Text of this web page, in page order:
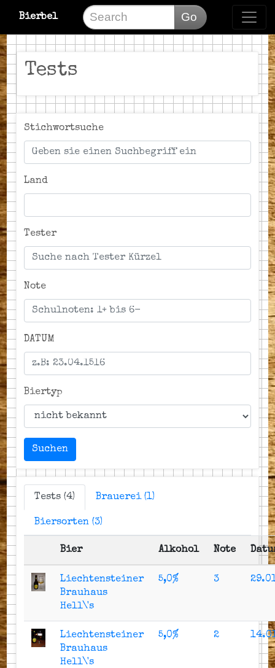
Bierbel Go
Tests
Stichwortsuche
Land
Tester
Note
DATUM
Biertyp
Suchen
Tests (4) Brauerei (1)
Biersorten (3)
Bier Alkohol Note
Liechtensteiner
Brauhaus
Hell\'s
5,0% 3
Liechtensteiner
Brauhaus
Hell\'s
5,0% 2